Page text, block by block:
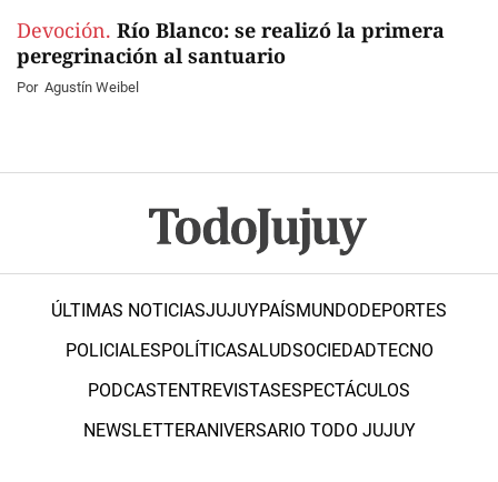
Devoción. Río Blanco: se realizó la primera
peregrinación al santuario
Por Agustín Weibel
ÚLTIMAS NOTICIASJUJUYPAÍSMUNDODEPORTES
POLICIALESPOLÍTICASALUDSOCIEDADTECNO
PODCASTENTREVISTASESPECTÁCULOS
NEWSLETTERANIVERSARIO TODO JUJUY